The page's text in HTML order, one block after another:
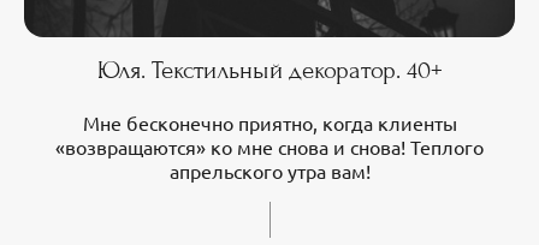
Юля. Текстильный декоратор. 40+
Мне бесконечно приятно, когда клиенты
«возвращаются» ко мне снова и снова! Теплого
апрельского утра вам!